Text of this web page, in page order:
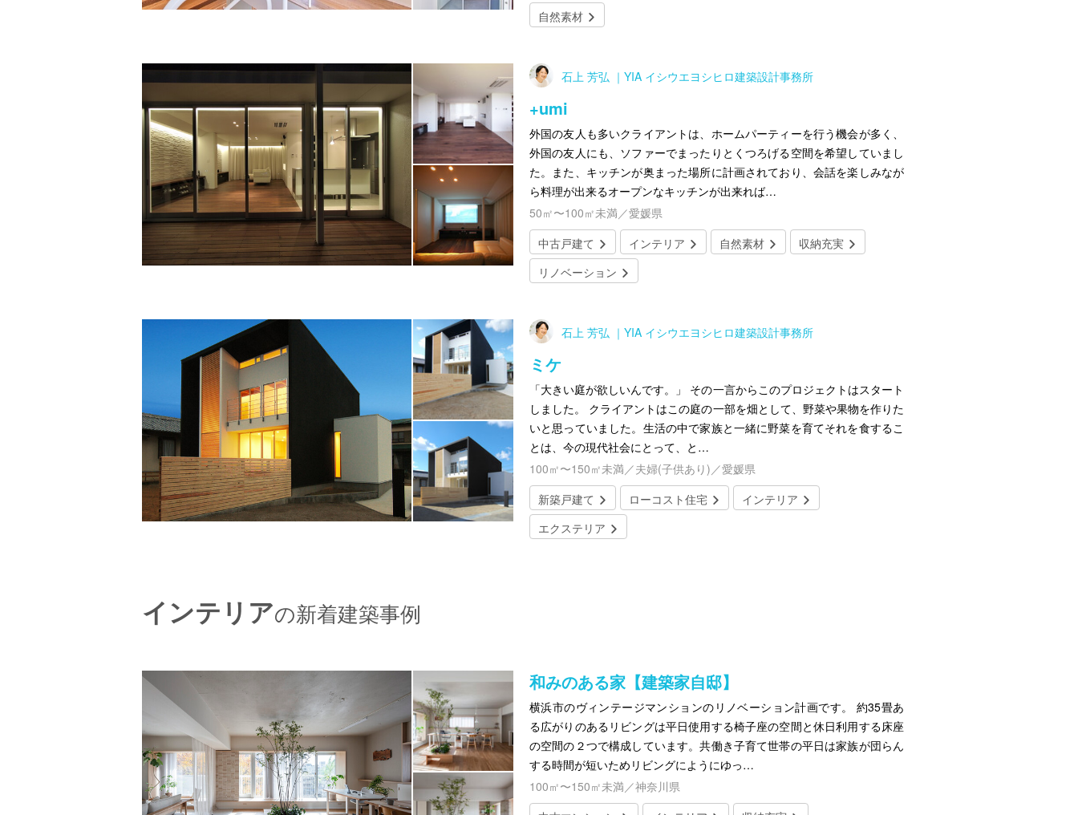
自然素材
石上 芳弘 ｜YIA イシウエヨシヒロ建築設計事務所
+umi
外国の友人も多いクライアントは、ホームパーティーを行う機会が多く、
外国の友人にも、ソファーでまったりとくつろげる空間を希望していまし
た。また、キッチンが奥まった場所に計画されており、会話を楽しみなが
ら料理が出来るオープンなキッチンが出来れば…
50㎡〜100㎡未満／愛媛県
中古戸建て
インテリア 自然素材
収納充実
リノベーション
石上 芳弘 ｜YIA イシウエヨシヒロ建築設計事務所
ミケ
「大きい庭が欲しいんです。」 その一言からこのプロジェクトはスタート
しました。 クライアントはこの庭の一部を畑として、野菜や果物を作りた
いと思っていました。生活の中で家族と一緒に野菜を育てそれを食するこ
とは、今の現代社会にとって、と…
100㎡〜150㎡未満／夫婦(子供あり)／愛媛県
新築戸建て
ローコスト住宅
インテリア
エクステリア
インテリアの新着建築事例
和みのある家【建築家自邸】
横浜市のヴィンテージマンションのリノベーション計画です。 約35畳あ
る広がりのあるリビングは平日使用する椅子座の空間と休日利用する床座
の空間の２つで構成しています。共働き子育て世帯の平日は家族が団らん
する時間が短いためリビングにようにゆっ…
100㎡〜150㎡未満／神奈川県